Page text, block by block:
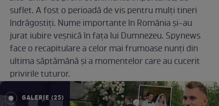
suflet. A fost o perioadă de vis pentru mulți tineri
îndrăgostiți. Nume importante în România și-au
jurat iubire veșnică în fața lui Dumnezeu. Spynews
face o recapitulare a celor mai frumoase nunți din
ultima săptămână și a momentelor care au cucerit
privirile tuturor.
GALERIE (25)